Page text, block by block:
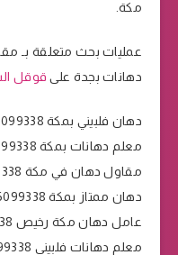
مكة.
عمليات بحث متعلقة بـ
دهانات بجدة على قوقل
دهان فلبيني بمكة 0556099338
معلم دهانات بمكة 0556099338
مقاول دهان في مكة 0556099338
دهان ممتاز بمكة 0556099338
عامل دهان مكة رخيص 0556099338
معلم دهانات فلبيني 0556099338